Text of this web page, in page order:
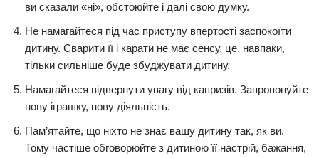
ви сказали «ні», обстоюйте і далі свою думку.
Не намагайтеся під час приступу впертості заспокоїти
дитину. Сварити її і карати не має сенсу, це, навпаки,
тільки сильніше буде збуджувати дитину.
Намагайтеся відвернути увагу від капризів. Запропонуйте
нову іграшку, нову діяльність.
Пам’ятайте, що ніхто не знає вашу дитину так, як ви.
Тому частіше обговорюйте з дитиною її настрій, бажання,